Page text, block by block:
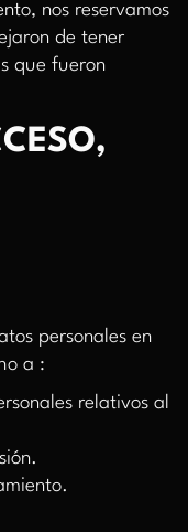
nos reservamos
de tener
que fueron
personales en
a :
relativos al